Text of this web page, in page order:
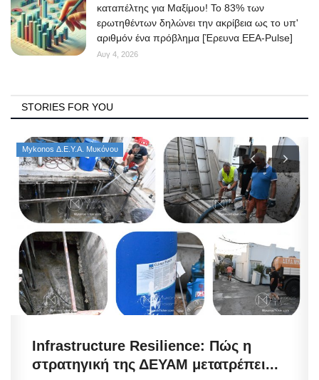
καταπέλτης για Μαξίμου! Το 83% των
ερωτηθέντων δηλώνει την ακρίβεια ως το υπ'
αριθμόν ένα πρόβλημα [Έρευνα ΕΕΑ-Pulse]
Αυγ 4, 2026
STORIES FOR YOU
Mykonos Δ.Ε.Υ.Α. Μυκόνου
Infrastructure Resilience: Πώς η
στρατηγική της ΔΕΥΑΜ μετατρέπει...